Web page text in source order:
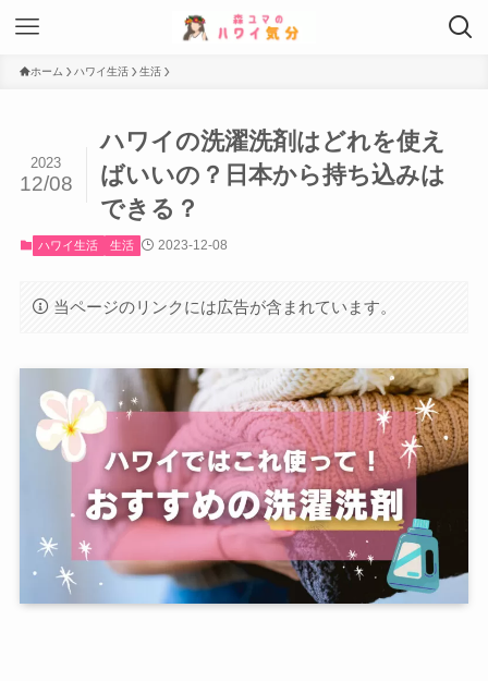
ホーム ハワイ生活 生活
ハワイの洗濯洗剤はどれを使え
ばいいの？日本から持ち込みは
できる？
2023
12/08
ハワイ生活 生活 2023-12-08
当ページのリンクには広告が含まれています。